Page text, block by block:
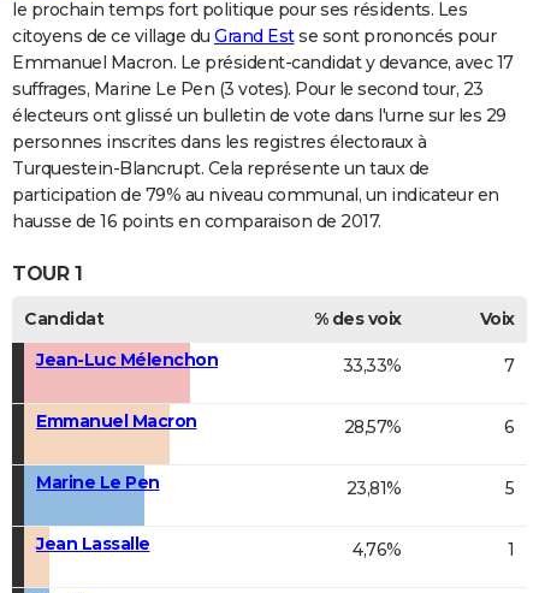
le prochain temps fort politique pour ses résidents. Les
citoyens de ce village du Grand Estse sont prononcés pour
Emmanuel Macron. Le président-candidat y devance, avec 17
suffrages, Marine Le Pen (3 votes). Pour le second tour, 23
électeurs ont glissé un bulletin de vote dans l'urne sur les 29
personnes inscrites dans les registres électoraux à
Turquestein-Blancrupt. Cela représente un taux de
participation de 79% au niveau communal, un indicateur en
hausse de 16 points en comparaison de 2017.
TOUR 1
Candidat % des voix
Voix
Jean-Luc Mélenchon
33,33% 7
Emmanuel Macron 28,57% 6
Marine Le Pen 23,81% 5
Jean Lassalle 4,76% 1